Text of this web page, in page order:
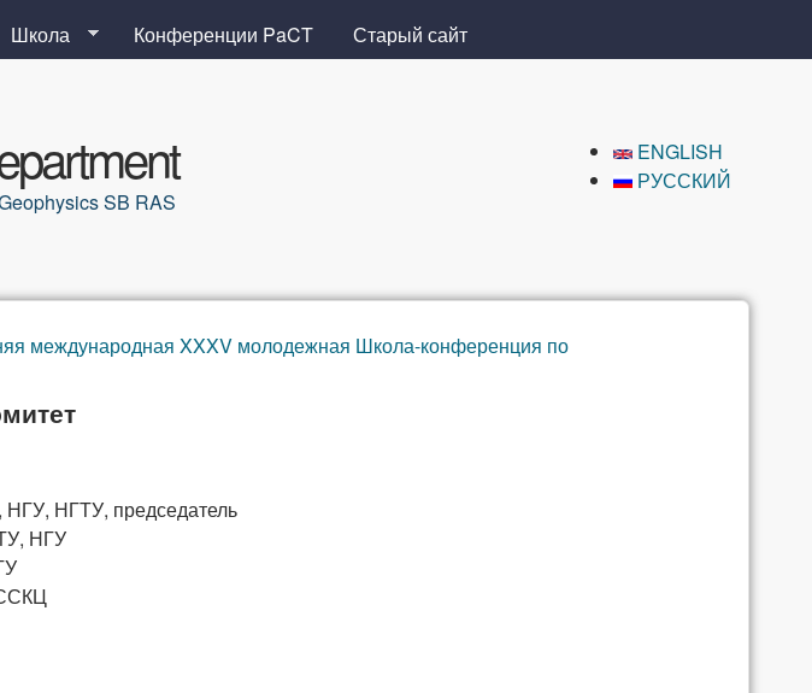
Школа Конференции PaCT Старый сайт
SB RAS
ENGLISH
РУССКИЙ
международная XXXV молодежная Школа-конференция по
НГТУ, председатель
НГУ